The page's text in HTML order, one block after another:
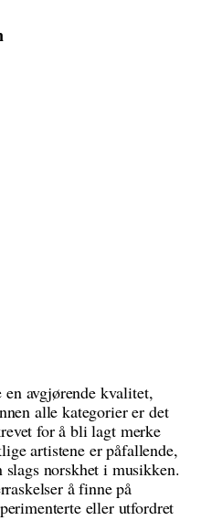
avgjørende kvalitet,
alle kategorier er det
for å bli lagt merke
artistene er påfallende,
slags norskhet i musikken.
å finne på
eller utfordret